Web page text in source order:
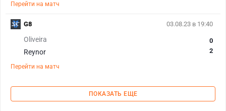
Перейти на матч
03.08.23 в 19:40
Oliveira
Reynor
0
2
Перейти на матч
G8
ПОКАЗАТЬ ЕЩЕ